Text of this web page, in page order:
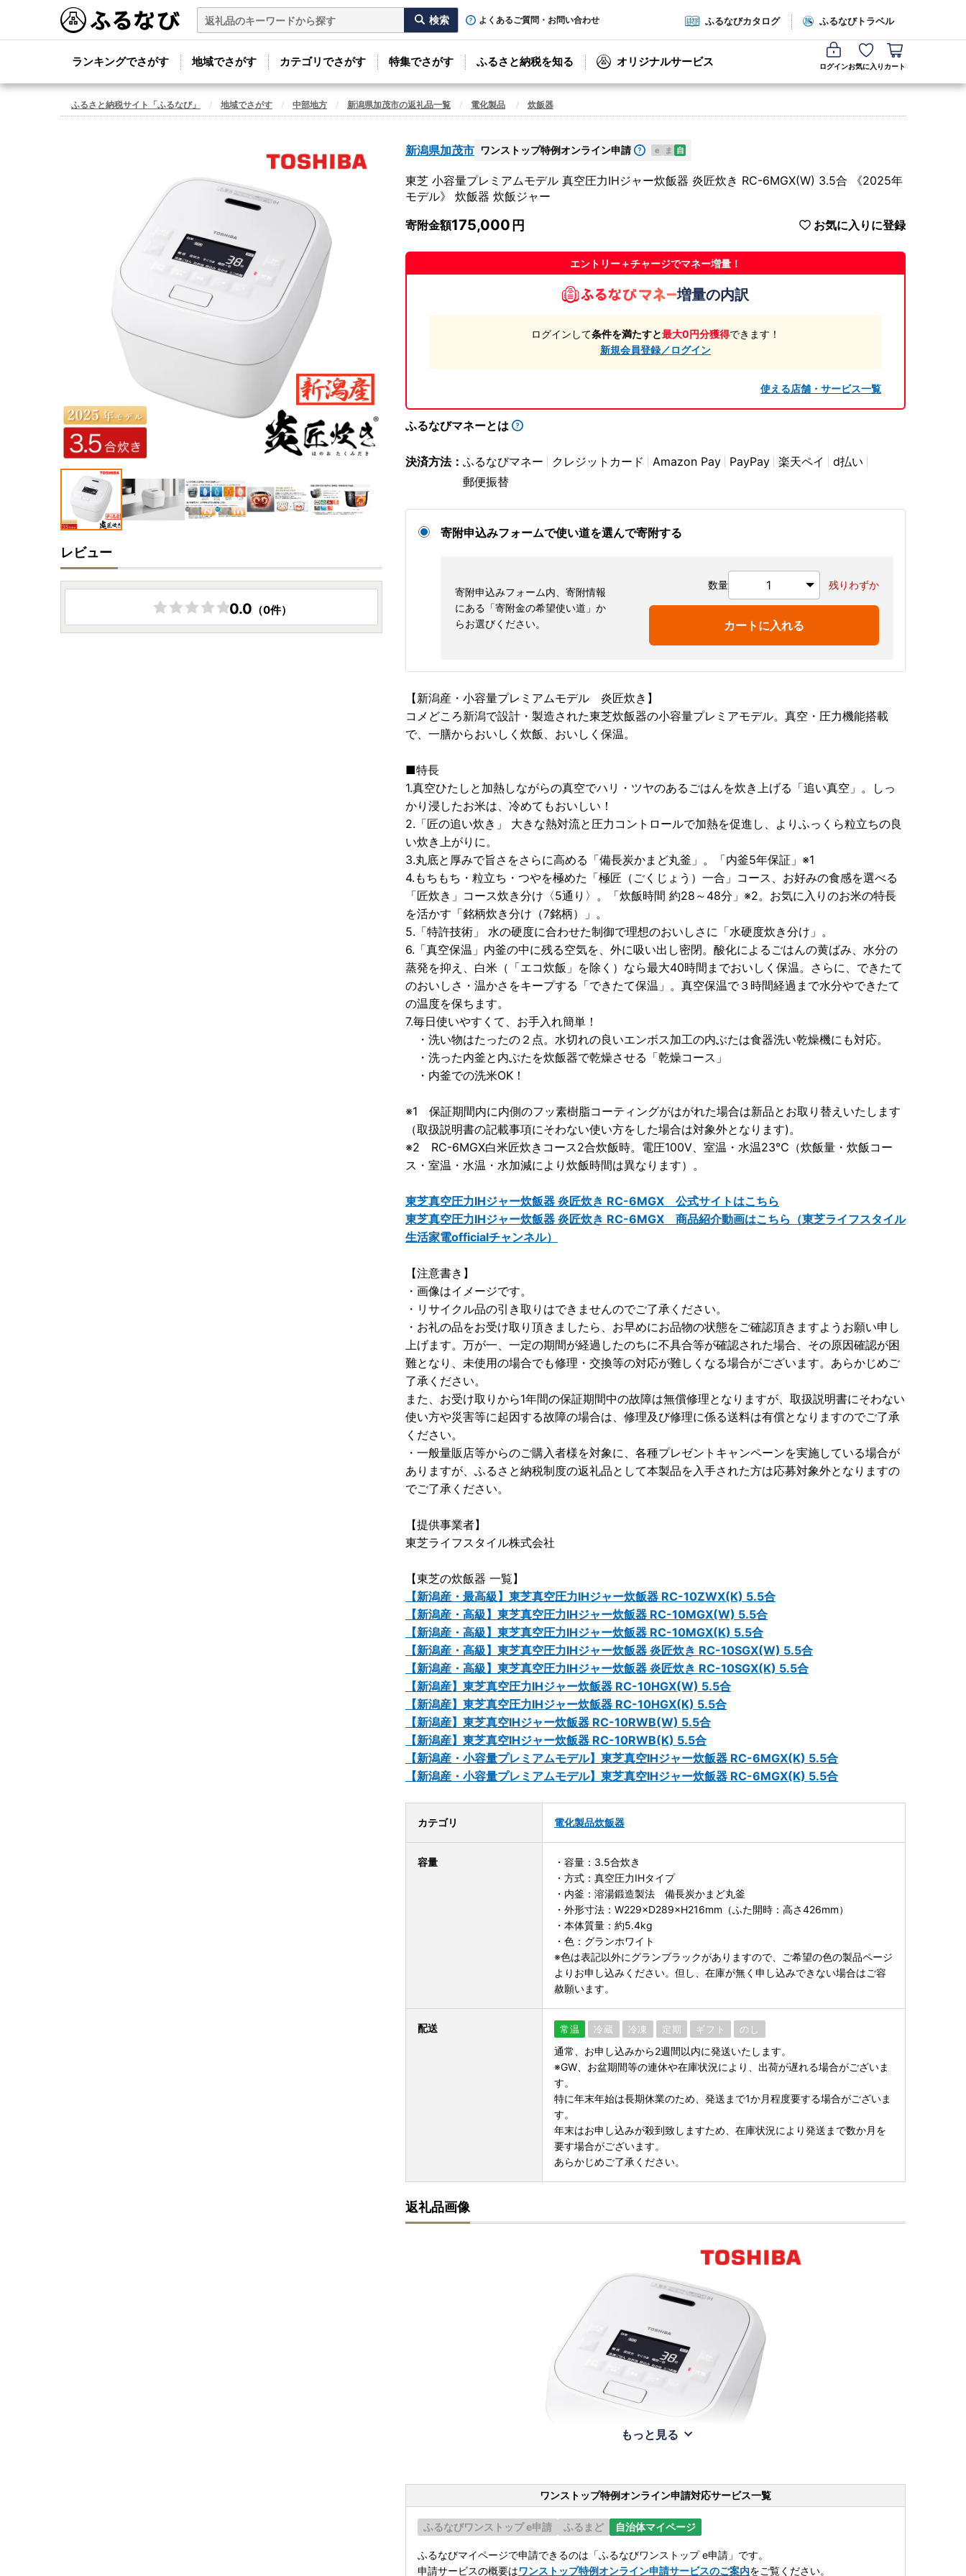
よくあるご質問・お問い合わせ ふるなびカタログ ふるなびトラベル
ランキングでさがす 地域でさがす カテゴリでさがす 特集でさがす ふるさと納税を知る オリジナルサービス ログインお気に入り カート
ふるさと納税サイト「ふるなび」 地域でさがす 中部地方 新潟県加茂市の返礼品一覧 電化製品 炊飯器
新潟県加茂市 ワンストップ特例オンライン申請 e ま 自
東芝 小容量プレミアムモデル 真空圧力IHジャー炊飯器 炎匠炊き RC-6MGX(W) 3.5合 《2025年
モデル》 炊飯器 炊飯ジャー
寄附金額175,000 お気に入りに登録
エントリー＋チャージでマネー増量！
増量の内訳
ログインして条件を満たすと最大0円分獲得できます！
新規会員登録／ログイン
使える店舗・サービス一覧
ふるなびマネーとは
決済方法： ふるなびマネー クレジットカード Amazon Pay PayPay 楽天ペイ
d払い
郵便振替
寄附申込みフォームで使い道を選んで寄附する
寄附申込みフォーム内、寄附情報
にある「寄附金の希望使い道」か
らお選びください。
数量 残りわずか
カートに入れる
【新潟産・小容量プレミアムモデル 炎匠炊き】
コメどころ新潟で設計・製造された東芝炊飯器の小容量プレミアモデル。真空・圧力機能搭載
で、一膳からおいしく炊飯、おいしく保温。
■特長
1.真空ひたしと加熱しながらの真空でハリ・ツヤのあるごはんを炊き上げる「追い真空」。しっ
かり浸したお米は、冷めてもおいしい！
2.「匠の追い炊き」 大きな熱対流と圧力コントロールで加熱を促進し、よりふっくら粒立ちの良
い炊き上がりに。
3.丸底と厚みで旨さをさらに高める「備長炭かまど丸釜」。「内釜5年保証」※1
4.もちもち・粒立ち・つやを極めた「極匠（ごくじょう）一合」コース、お好みの食感を選べる
「匠炊き」コース炊き分け〈5通り〉。「炊飯時間 約28～48分」※2。お気に入りのお米の特長
を活かす「銘柄炊き分け（7銘柄）」。
5.「特許技術」 水の硬度に合わせた制御で理想のおいしさに「水硬度炊き分け」。
6.「真空保温」内釜の中に残る空気を、外に吸い出し密閉。酸化によるごはんの黄ばみ、水分の
蒸発を抑え、白米（「エコ炊飯」を除く）なら最大40時間までおいしく保温。さらに、できたて
のおいしさ・温かさをキープする「できたて保温」。真空保温で３時間経過まで水分やできたて
の温度を保ちます。
7.毎日使いやすくて、お手入れ簡単！
・洗い物はたったの２点。水切れの良いエンボス加工の内ぶたは食器洗い乾燥機にも対応。
・洗った内釜と内ぶたを炊飯器で乾燥させる「乾燥コース」
・内釜での洗米OK！
※1 保証期間内に内側のフッ素樹脂コーティングがはがれた場合は新品とお取り替えいたします
（取扱説明書の記載事項にそわない使い方をした場合は対象外となります)。
※2 RC-6MGX白米匠炊きコース2合炊飯時。電圧100V、室温・水温23℃（炊飯量・炊飯コー
ス・室温・水温・水加減により炊飯時間は異なります）。
東芝真空圧力IHジャー炊飯器 炎匠炊き RC-6MGX 公式サイトはこちら
東芝真空圧力IHジャー炊飯器 炎匠炊き RC-6MGX 商品紹介動画はこちら（東芝ライフスタイル
生活家電officialチャンネル）
【注意書き】
・画像はイメージです。
・リサイクル品の引き取りはできませんのでご了承ください。
・お礼の品をお受け取り頂きましたら、お早めにお品物の状態をご確認頂きますようお願い申し
上げます。万が一、一定の期間が経過したのちに不具合等が確認された場合、その原因確認が困
難となり、未使用の場合でも修理・交換等の対応が難しくなる場合がございます。あらかじめご
了承ください。
また、お受け取りから1年間の保証期間中の故障は無償修理となりますが、取扱説明書にそわない
使い方や災害等に起因する故障の場合は、修理及び修理に係る送料は有償となりますのでご了承
ください。
・一般量販店等からのご購入者様を対象に、各種プレゼントキャンペーンを実施している場合が
ありますが、ふるさと納税制度の返礼品として本製品を入手された方は応募対象外となりますの
でご了承ください。
【提供事業者】
東芝ライフスタイル株式会社
【東芝の炊飯器 一覧】
【新潟産・最高級】東芝真空圧力IHジャー炊飯器 RC-10ZWX(K) 5.5合
【新潟産・高級】東芝真空圧力IHジャー炊飯器 RC-10MGX(W) 5.5合
【新潟産・高級】東芝真空圧力IHジャー炊飯器 RC-10MGX(K) 5.5合
【新潟産・高級】東芝真空圧力IHジャー炊飯器 炎匠炊き RC-10SGX(W) 5.5合
【新潟産・高級】東芝真空圧力IHジャー炊飯器 炎匠炊き RC-10SGX(K) 5.5合
【新潟産】東芝真空圧力IHジャー炊飯器 RC-10HGX(W) 5.5合
【新潟産】東芝真空圧力IHジャー炊飯器 RC-10HGX(K) 5.5合
【新潟産】東芝真空IHジャー炊飯器 RC-10RWB(W) 5.5合
【新潟産】東芝真空IHジャー炊飯器 RC-10RWB(K) 5.5合
【新潟産・小容量プレミアムモデル】東芝真空IHジャー炊飯器 RC-6MGX(K) 5.5合
【新潟産・小容量プレミアムモデル】東芝真空IHジャー炊飯器 RC-6MGX(K) 5.5合
カテゴリ 電化製品炊飯器
容量
・容量：3.5合炊き
・方式：真空圧力IHタイプ
・内釜：溶湯鍛造製法 備長炭かまど丸釜
・外形寸法：W229×D289×H216mm（ふた開時：高さ426mm）
・本体質量：約5.4kg
・色：グランホワイト
※色は表記以外にグランブラックがありますので、ご希望の色の製品ページ
よりお申し込みください。但し、在庫が無く申し込みできない場合はご容
赦願います。
配送 常温 冷蔵 冷凍 定期 ギフト のし
通常、お申し込みから2週間以内に発送いたします。
※GW、お盆期間等の連休や在庫状況により、出荷が遅れる場合がございま
す。
特に年末年始は長期休業のため、発送まで1か月程度要する場合がございま
す。
年末はお申し込みが殺到致しますため、在庫状況により発送まで数か月を
要す場合がございます。
あらかじめご了承ください。
返礼品画像
もっと見る
ワンストップ特例オンライン申請対応サービス一覧
ふるなびワンストップ e申請 ふるまど 自治体マイページ
ふるなびマイページで申請できるのは「ふるなびワンストップ e申請」です。
申請サービスの概要はワンストップ特例オンライン申請サービスのご案内をご覧ください。
レビュー
0.0 （0件）